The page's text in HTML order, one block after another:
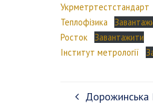
Укрметртестстандарт
Теплофізика
Росток
Завантажити
Інститут метрології
Дорожинська